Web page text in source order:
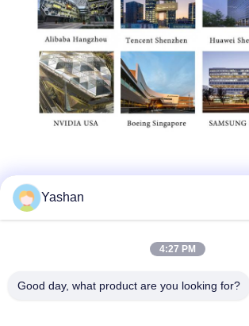
Yashan
4:27 PM
Good day, what product are you looking for?